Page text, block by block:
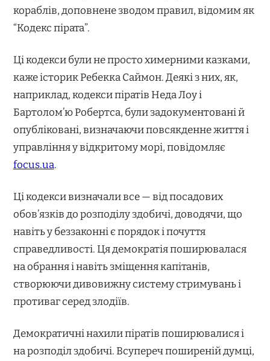
кораблів, доповнене зводом правил, відомим як
“Кодекс пірата”.
Ці кодекси були не просто химерними казками,
каже історик Ребекка Саймон. Деякі з них, як,
наприклад, кодекси піратів Неда Лоу і
Бартолом’ю Робертса, були задокументовані й
опубліковані, визначаючи повсякденне життя і
управління у відкритому морі, повідомляє
focus.ua.
Ці кодекси визначали все — від посадових
обов’язків до розподілу здобичі, доводячи, що
навіть у беззаконні є порядок і почуття
справедливості. Ця демократія поширювалася
на обрання і навіть зміщення капітанів,
створюючи дивовижну систему стримувань і
противаг серед злодіїв.
Демократичні нахили піратів поширювалися і
на розподіл здобичі. Всупереч поширеній думці,